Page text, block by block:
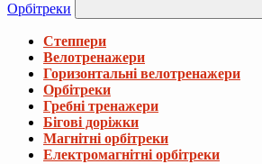
Орбітреки
Степпери
Велотренажери
Горизонтальні велотренажери
Орбітреки
Гребні тренажери
Бігові доріжки
Магнітні орбітреки
Електромагнітні орбітреки